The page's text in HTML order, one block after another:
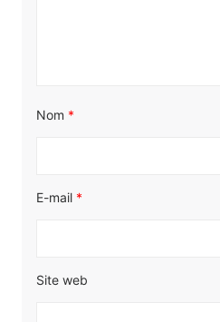
Nom *
E-mail *
Site web